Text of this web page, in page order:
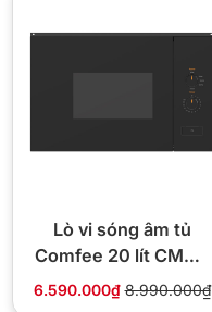
Lò vi sóng âm tủ
Comfee 20 lít CMW-
S20KB
6.590.000₫ 8.990.000₫